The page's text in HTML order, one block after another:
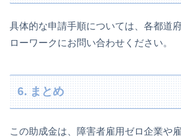
具体的な申請手順については、各都道
ローワークにお問い合わせください。
6. まとめ
この助成金は、障害者雇用ゼロ企業や